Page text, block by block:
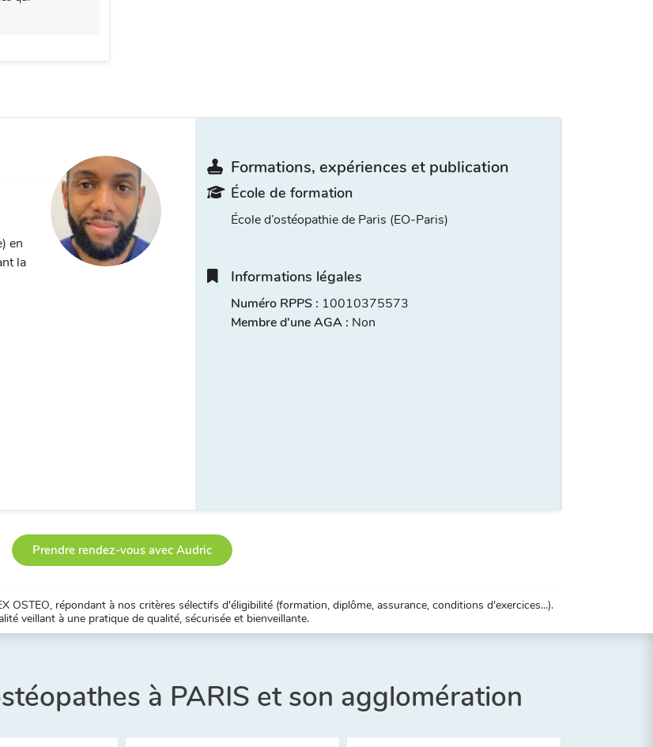
en
la
Formations, expériences et publication
École de formation
École d’ostéopathie de Paris (EO-Paris)
Informations légales
Numéro RPPS : 10010375573
Membre d'une AGA : Non
Prendre rendez-vous avec Audric
OSTEO, répondant à nos critères sélectifs d'éligibilité (formation, diplôme, assurance, conditions d'exercices...).
veillant à une pratique de qualité, sécurisée et bienveillante.
à PARIS et son agglomération